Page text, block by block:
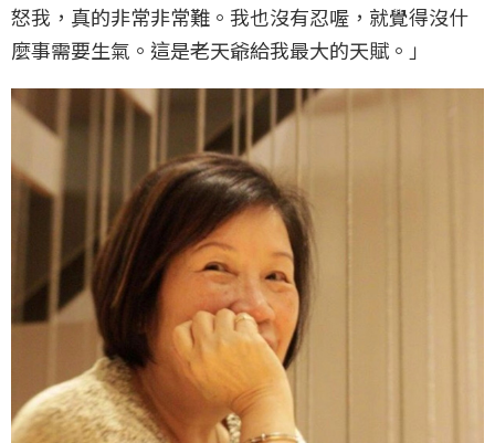
怒我，真的非常非常難。我也沒有忍喔，就覺得沒什
麼事需要生氣。這是老天爺給我最大的天賦。」